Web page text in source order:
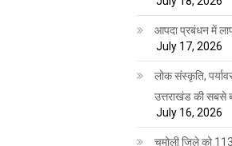
आपदा प्रबंधन में
July 17, 2026
लोक संस्कृति,
उत्तराखंड की सबसे
July 16, 2026
चमोली जिले को